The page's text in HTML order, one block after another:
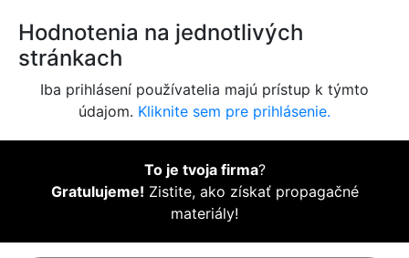
Hodnotenia na jednotlivých
stránkach
Iba prihlásení používatelia majú prístup k týmto
údajom. Kliknite sem pre prihlásenie.
To je tvoja firma?
Gratulujeme! Zistite, ako získať propagačné
materiály!